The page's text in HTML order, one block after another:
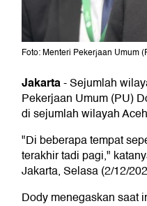
Foto: Menteri Pekerjaan Umum
Jakarta-Sejumlah
Pekerjaan Umum (PU)
di sejumlah wilayah
"Di beberapa tempat
terakhir tadi pagi,"
Jakarta, Selasa (2/12/
Dody menegaskan saat